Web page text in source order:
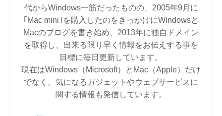
代からWindows一筋だったものの、2005年9月に
｢Mac mini｣を購入したのをきっかけにWindowsと
Macのブログを書き始め、2013年に独自ドメイン
を取得し、出来る限り早く情報をお伝えする事を
目標に毎日更新しています。
現在はWindows（Microsoft）とMac（Apple）だけ
でなく、気になるガジェットやウェブサービスに
関する情報も発信しています。